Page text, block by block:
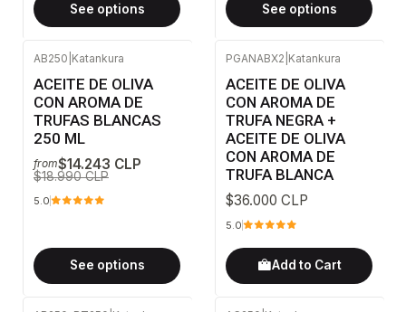
See options See options
AB250 Katankura
ACEITE DE OLIVA
CON AROMA DE
TRUFAS BLANCAS
250 ML
from$14.243 CLP
$18.990 CLP
5.0
See options
PGANABX2 Katankura
ACEITE DE OLIVA
CON AROMA DE
TRUFA NEGRA +
ACEITE DE OLIVA
CON AROMA DE
TRUFA BLANCA
$36.000 CLP
5.0
Add to Cart